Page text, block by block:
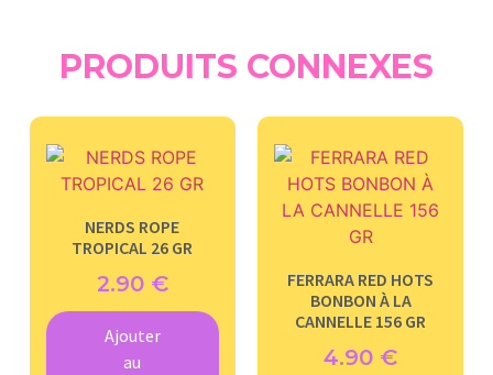
PRODUITS CONNEXES
NERDS ROPE
TROPICAL 26 GR
2.90 €
Ajouter
au
FERRARA RED HOTS
BONBON À LA
CANNELLE 156 GR
4.90 €